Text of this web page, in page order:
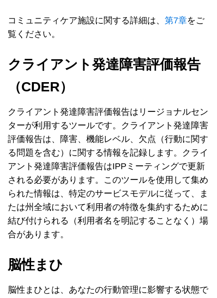
コミュニティケア施設に関する詳細は、 第7章をご
覧ください。
クライアント発達障害評価報告
（CDER）
クライアント発達障害評価報告はリージョナルセン
ターが利用するツールです。クライアント発達障害
評価報告は、障害、機能レベル、欠点（行動に関す
る問題を含む）に関する情報を記録します。クライ
アント発達障害評価報告はIPPミーティングで更新
される必要があります。このツールを使用して集め
られた情報は、特定のサービスモデルに従って、ま
たは州全域において利用者の特徴を集約するために
結び付けられる（利用者名を明記することなく）場
合があります。
脳性まひ
脳性まひとは、あなたの行動管理に影響する状態で